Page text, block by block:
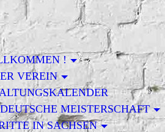
!
VEREIN
MEISTERSCHAFT
IN SACHSEN